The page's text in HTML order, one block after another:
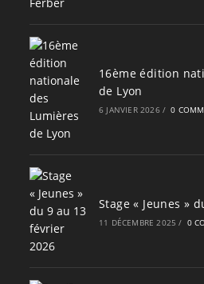
16ème édition
de Lyon
6 JANVIER 2026 / 0
Stage « Jeunes »
11 DÉCEMBRE 2025 / 0